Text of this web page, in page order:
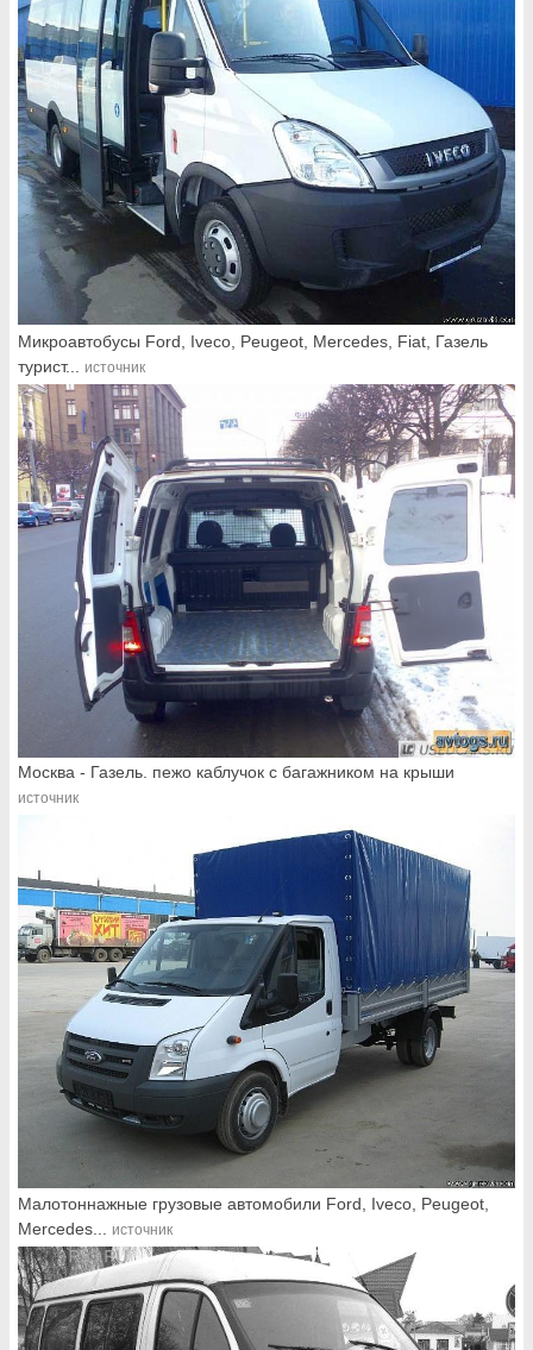
Микроавтобусы Ford, Iveco, Peugeot, Mercedes, Fiat, Газель
турист...
источник
Москва - Газель. пежо каблучок с багажником на крыши
источник
Малотоннажные грузовые автомобили Ford, Iveco, Peugeot,
Mercedes...
источник